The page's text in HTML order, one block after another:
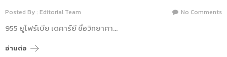
Posted By : Editorial Team No Comments
955 ยูโฟร์เบีย เดคาร์ยี ชื่อวิทยาศา…
อ่านต่อ